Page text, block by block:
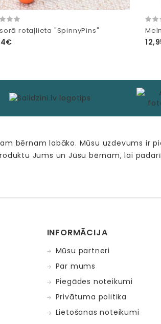
rotaļlieta "SpinnyPins"
bērnam labāko. Mūsu uzdevums ir
Jums un Jūsu bērnam, lai
INFORMĀCIJA
Mūsu partneri
Par mums
Piegādes noteikumi
Privātuma politika
Lietošanas noteikumi